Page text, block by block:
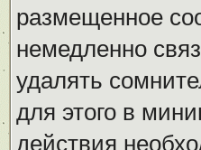
размещенное
немедленно
удалять
для этого в
действия